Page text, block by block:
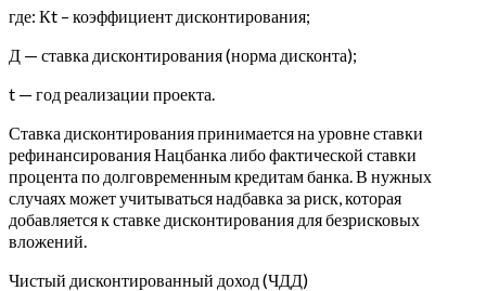
где: Кt – коэффициент дисконтирования;
Д — ставка дисконтирования (норма дисконта);
t — год реализации проекта.
Ставка дисконтирования принимается на уровне ставки
рефинансирования Нацбанка либо фактической ставки
процента по долговременным кредитам банка. В нужных
случаях может учитываться надбавка за риск, которая
добавляется к ставке дисконтирования для безрисковых
вложений.
Чистый дисконтированный доход (ЧДД)